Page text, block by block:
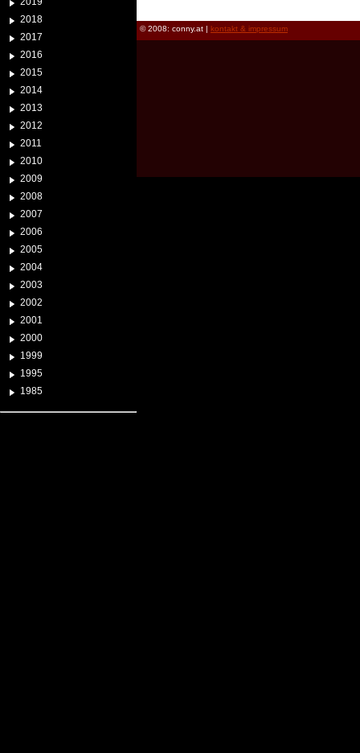
2018
2017
2016
2015
2014
2013
2012
2011
2010
2009
2008
2007
2006
2005
2004
2003
2002
2001
2000
1999
1995
1985
© 2008: conny.at | kontakt & impressum